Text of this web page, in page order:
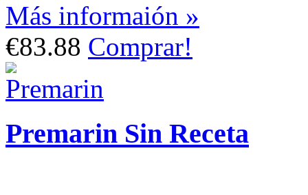
Más informaión »
€83.88 Comprar!
Premarin Sin Receta